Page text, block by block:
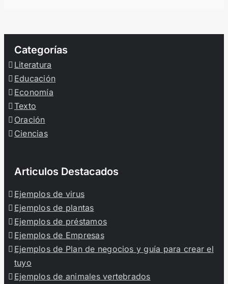
Categorías
Literatura
Educación
Economía
Texto
Oración
Ciencias
Articulos Destacados
Ejemplos de virus
Ejemplos de plantas
Ejemplos de préstamos
Ejemplos de Empresas
Ejemplos de Plan de negocios y guía para crear el
tuyo
Ejemplos de animales vertebrados